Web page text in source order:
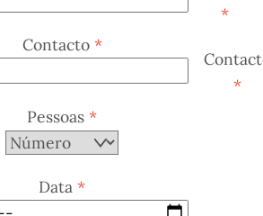
*
Contacto *
*
Pessoas *
Data *